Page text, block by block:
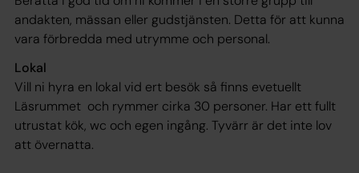
andakten, mässan eller gudstjänsten. Detta för att kunna
vara förbredda med utrymme och personal.
Lokal
Vill ni hyra en lokal vid ert besök så finns evetuellt
Läsrummet och rymmer cirka 30 personer. Har ett fullt
utrustat kök, wc och egen ingång. Tyvärr är det inte lov
att övernatta.